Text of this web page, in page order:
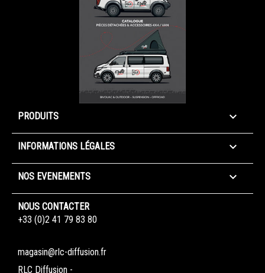
PRODUITS 
INFORMATIONS LÉGALES 
NOS EVENEMENTS 
NOUS CONTACTER
+33 (0)2 41 79 83 80
magasin@rlc-diffusion.fr
RLC Diffusion -